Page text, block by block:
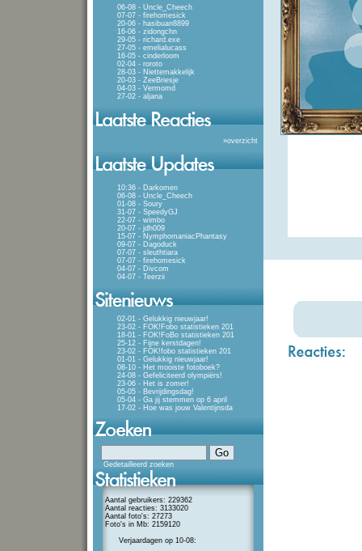
06-08 - Uncle_Cheech
07-07 - firehomesick
20-06 - hasibuan8899
16-06 - zidongchn
29-05 - richard.exe
27-05 - emelialucass
16-05 - cinderloom
02-04 - roroto
28-03 - Niettemakkelijk
20-03 - ZeeBriesje
04-03 - Vermomd
27-02 - aljana
»overzicht
10:36 - Darkomen
06-08 - Uncle_Cheech
01-08 - Soury
31-07 - SpeedyGJ
22-07 - wimbo
20-07 - jdh009
15-07 - NymphomaniacPhantasy
09-07 - Dagoduck
07-07 - sleuthtiara
07-07 - firehomesick
04-07 - Divcom
04-07 - Teerzii
02-01 - Gelukkig nieuwjaar!
23-02 - FOK!Fobo statistieken 201
18-01 - FOK!FoBo statistieken 201
25-12 - Fijne kerstdagen!
23-02 - FOK!fobo statistieken 201
01-01 - Gelukkig nieuwjaar!
08-10 - Het mooiste fotoboek?
24-08 - Gefeliciteerd olympiërs!
23-06 - Het is zomer!
05-05 - Bevrijdingsdag!
05-04 - Ga jij stemmen op 6 april
17-02 - Hoe was jouw Valentijnsda
Gedetailleerd zoeken
Aantal gebruikers: 229362
Aantal reacties: 3133020
Aantal foto's: 27273
Foto's in Mb: 2159120
Verjaardagen op 10-08: